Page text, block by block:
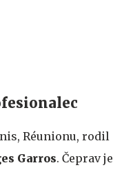
Réunionu, rodil
Garros. Čeprav je